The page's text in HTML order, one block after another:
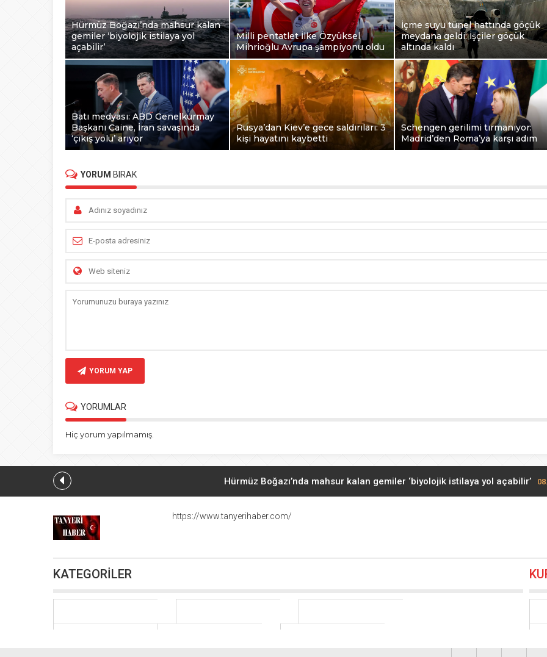
Hürmüz Boğazı’nda mahsur kalan
gemiler ‘biyolojik istilaya yol
açabilir’
Milli pentatlet İlke Özyüksel
Mihrioğlu Avrupa şampiyonu oldu
İçme suyu tünel hattında göçük
meydana geldi: İşçiler göçük
altında kaldı
Batı medyası: ABD Genelkurmay
Başkanı Caine, İran savaşında
‘çıkış yolu’ arıyor
Rusya’dan Kiev’e gece saldırıları: 3
kişi hayatını kaybetti
Schengen gerilimi tırmanıyor:
Madrid’den Roma’ya karşı adım
YORUM BIRAK
YORUM YAP
YORUMLAR
Hiç yorum yapılmamış.
Hürmüz Boğazı’nda mahsur kalan gemiler ‘biyolojik istilaya yol açabilir’
Milli pentatlet İlke Özyüksel Mihrioğlu Avrupa şampiyonu oldu
Batı medyası: ABD Genelkurmay Başkanı Caine, İran savaşında ‘çıkış yolu’
https://www.tanyerihaber.com/
KATEGORİLER